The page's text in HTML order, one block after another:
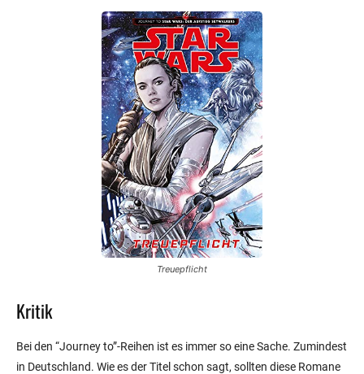
Treuepflicht
Kritik
Bei den “Journey to”-Reihen ist es immer so eine Sache. Zumindest
in Deutschland. Wie es der Titel schon sagt, sollten diese Romane